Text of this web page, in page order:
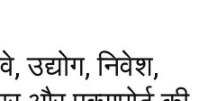
उद्योग, निवेश,